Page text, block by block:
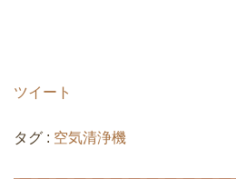
ツイート
タグ : 空気清浄機